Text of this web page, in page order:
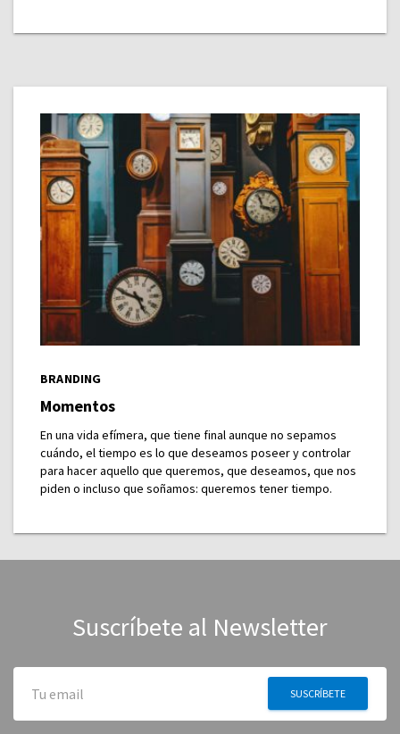
BRANDING
Momentos
En una vida efímera, que tiene final aunque no sepamos
cuándo, el tiempo es lo que deseamos poseer y controlar
para hacer aquello que queremos, que deseamos, que nos
piden o incluso que soñamos: queremos tener tiempo.
Suscríbete al Newsletter